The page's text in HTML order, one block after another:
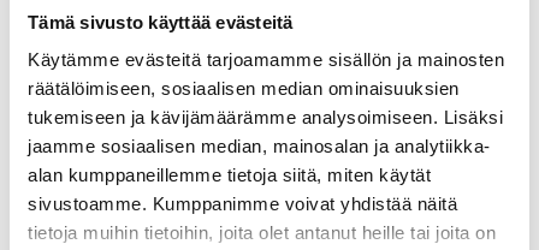
Tämä sivusto käyttää evästeitä
Käytämme evästeitä tarjoamamme sisällön ja mainosten
räätälöimiseen, sosiaalisen median ominaisuuksien
tukemiseen ja kävijämäärämme analysoimiseen. Lisäksi
jaamme sosiaalisen median, mainosalan ja analytiikka-
alan kumppaneillemme tietoja siitä, miten käytät
sivustoamme. Kumppanimme voivat yhdistää näitä
tietoja muihin tietoihin, joita olet antanut heille tai joita on